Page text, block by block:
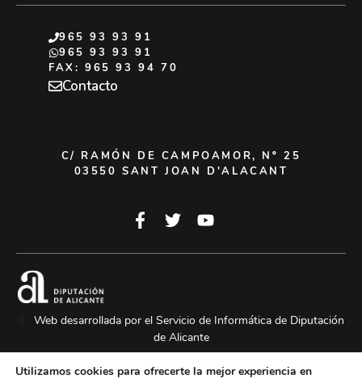
965 93 93 91
965 93 93 91
FAX: 965 93 94 70
Contacto
C/ RAMÓN DE CAMPOAMOR, Nº 25
03550 SANT JOAN D'ALACANT
Web desarrollada por el Servicio de Informática de Diputación
de Alicante
Utilizamos cookies para ofrecerte la mejor experiencia en